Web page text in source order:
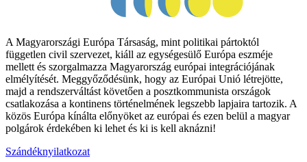
A Magyarországi Európa Társaság, mint politikai pártoktól
független civil szervezet, kiáll az egységesülő Európa eszméje
mellett és szorgalmazza Magyarország európai integrációjának
elmélyítését. Meggyőződésünk, hogy az Európai Unió létrejötte,
majd a rendszerváltást követően a posztkommunista országok
csatlakozása a kontinens történelmének legszebb lapjaira tartozik. A
közös Európa kínálta előnyöket az európai és ezen belül a magyar
polgárok érdekében ki lehet és ki is kell aknázni!
Szándéknyilatkozat